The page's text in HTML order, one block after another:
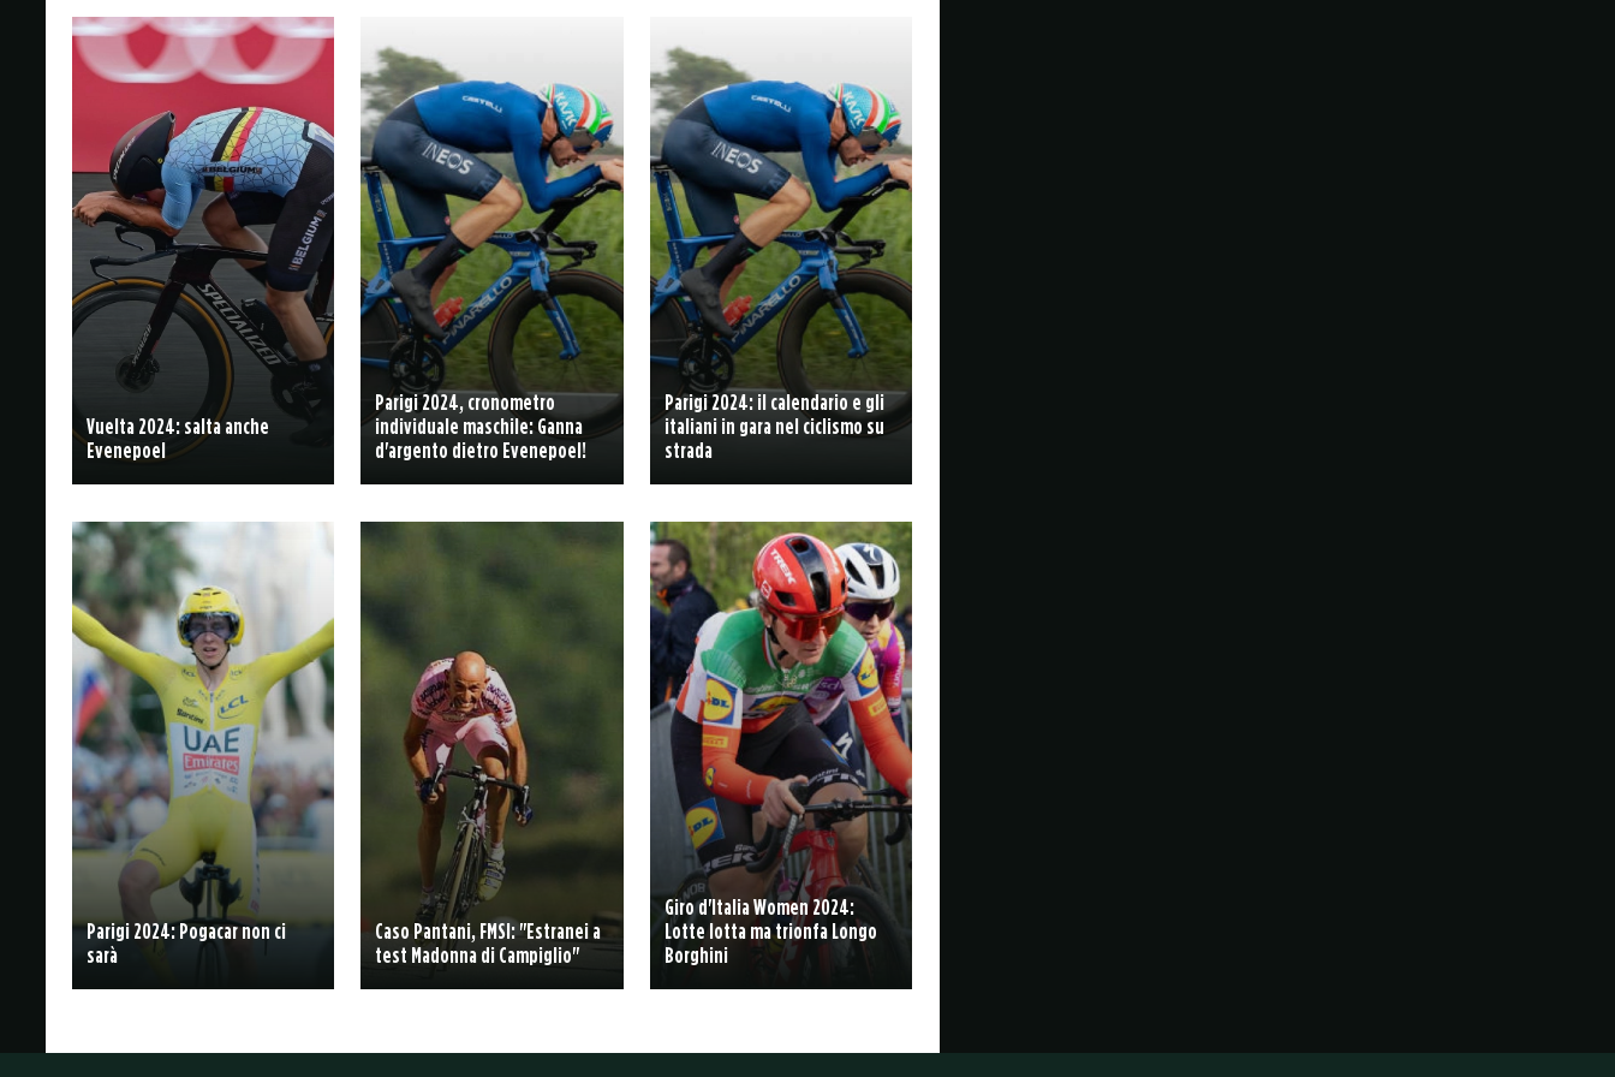
Vuelta 2024: salta anche
Evenepoel
Parigi 2024, cronometro
individuale maschile: Ganna
d'argento dietro Evenepoel!
Parigi 2024: il calendario e gli
italiani in gara nel ciclismo su
strada
Parigi 2024: Pogacar non ci
sarà
Caso Pantani, FMSI: "Estranei a
test Madonna di Campiglio"
Giro d'Italia Women 2024:
Lotte lotta ma trionfa Longo
Borghini